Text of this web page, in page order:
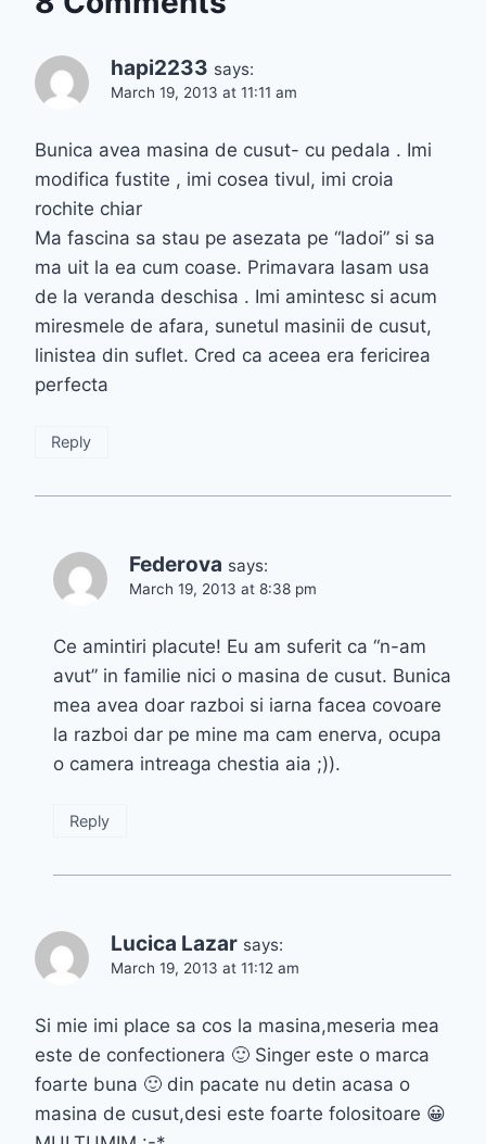
hapi2233 says:
March 19, 2013 at 11:11 am
Bunica avea masina de cusut- cu pedala . Imi
modifica fustite , imi cosea tivul, imi croia
rochite chiar
Ma fascina sa stau pe asezata pe “ladoi” si sa
ma uit la ea cum coase. Primavara lasam usa
de la veranda deschisa . Imi amintesc si acum
miresmele de afara, sunetul masinii de cusut,
linistea din suflet. Cred ca aceea era fericirea
perfecta
Reply
Federova says:
March 19, 2013 at 8:38 pm
Ce amintiri placute! Eu am suferit ca “n-am
avut” in familie nici o masina de cusut. Bunica
mea avea doar razboi si iarna facea covoare
la razboi dar pe mine ma cam enerva, ocupa
o camera intreaga chestia aia ;)).
Reply
Lucica Lazar says:
March 19, 2013 at 11:12 am
Si mie imi place sa cos la masina,meseria mea
este de confectionera 🙂 Singer este o marca
foarte buna 🙂 din pacate nu detin acasa o
masina de cusut,desi este foarte folositoare 😀